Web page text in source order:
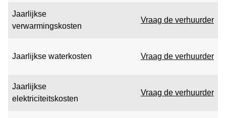
Jaarlijkse
verwarmingskosten
Vraag de verhuurder
Jaarlijkse waterkosten Vraag de verhuurder
Jaarlijkse
elektriciteitskosten
Vraag de verhuurder